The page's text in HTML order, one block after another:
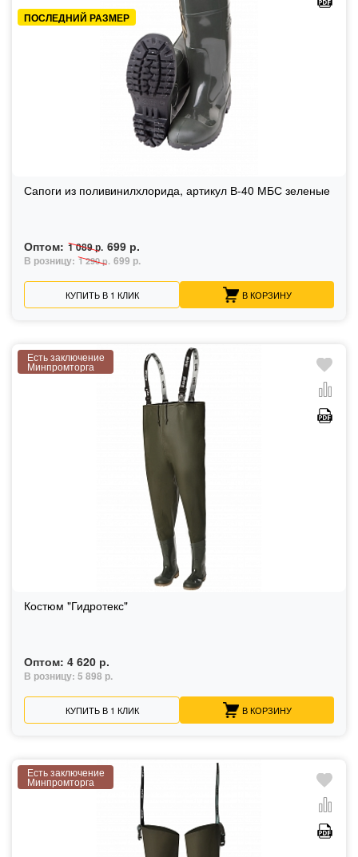
ПОСЛЕДНИЙ РАЗМЕР
Сапоги из поливинилхлорида, артикул В-40 МБС зеленые
Оптом: 1 089 р. 699 р.
В розницу: 1 290 р. 699 р.
КУПИТЬ В 1 КЛИК В КОРЗИНУ
Есть заключение
Минпромторга
Костюм "Гидротекс"
Оптом: 4 620 р.
В розницу: 5 898 р.
КУПИТЬ В 1 КЛИК В КОРЗИНУ
Есть заключение
Минпромторга